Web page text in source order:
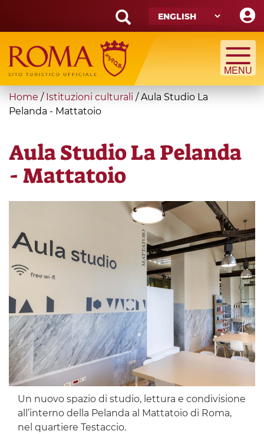
main
content
Search
form
Search
You
are
Home / Istituzioni culturali /Aula Studio La
Pelanda - Mattatoio
Aula Studio La Pelanda
- Mattatoio
Un nuovo spazio di studio, lettura e condivisione
all’interno della Pelanda al Mattatoio di Roma,
nel quartiere Testaccio.